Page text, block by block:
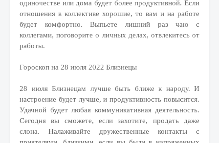
одиночестве или дома будет более продуктивной. Если
отношения в коллективе хорошие, то вам и на работе
будет комфортно. Выпьете лишний раз чаю с
коллегами, поговорите о личных делах, отвлекитесь от
работы.
Гороскоп на 28 июля 2022 Близнецы
28 июля Близнецам лучше быть ближе к народу. И
настроение будет лучше, и продуктивность повысится.
Удачной будет любая коммуникативная деятельность.
Сегодня вы сможете, если захотите, продать даже
слона. Налаживайте дружественные контакты с